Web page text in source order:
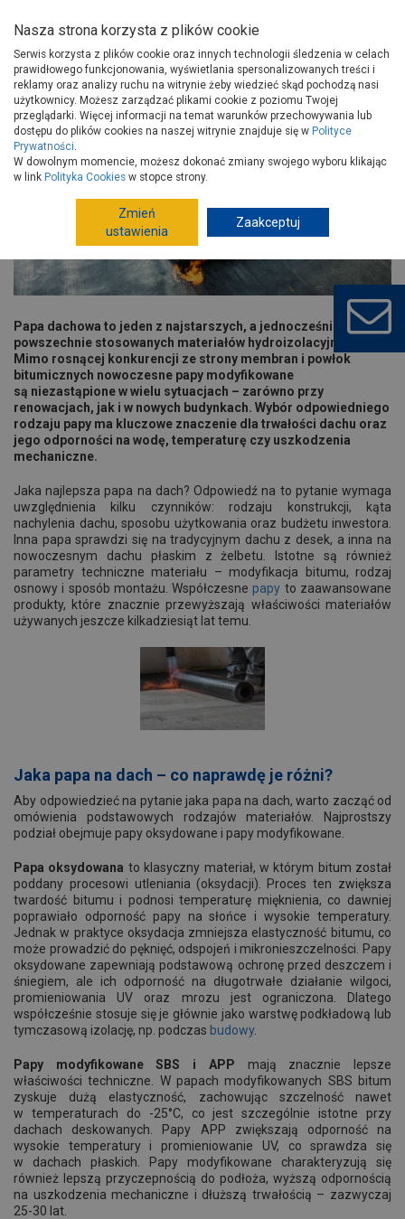
Strona główna Porady
Budowa i remont
Dachy, rynny i poddasza
Jaka papa na dach?
Jaka papa na dach?
Papa dachowa to jeden z najstarszych, a jednocześnie wciąż
powszechnie stosowanych materiałów hydroizolacyjnych.
Mimo rosnącej konkurencji ze strony membran i powłok
bitumicznych nowoczesne papy modyfikowane
są niezastąpione w wielu sytuacjach – zarówno przy
renowacjach, jak i w nowych budynkach. Wybór odpowiedniego
rodzaju papy ma kluczowe znaczenie dla trwałości dachu oraz
jego odporności na wodę, temperaturę czy uszkodzenia
mechaniczne.
Jaka najlepsza papa na dach? Odpowiedź na to pytanie wymaga
uwzględnienia kilku czynników: rodzaju konstrukcji, kąta
nachylenia dachu, sposobu użytkowania oraz budżetu inwestora.
Inna papa sprawdzi się na tradycyjnym dachu z desek, a inna na
nowoczesnym dachu płaskim z żelbetu. Istotne są również
parametry techniczne materiału – modyfikacja bitumu, rodzaj
osnowy i sposób montażu. Współczesne papy to zaawansowane
produkty, które znacznie przewyższają właściwości materiałów
używanych jeszcze kilkadziesiąt lat temu.
Jaka papa na dach – co naprawdę je różni?
Aby odpowiedzieć na pytanie jaka papa na dach, warto zacząć od
omówienia podstawowych rodzajów materiałów. Najprostszy
podział obejmuje papy oksydowane i papy modyfikowane.
Papa oksydowana to klasyczny materiał, w którym bitum został
poddany procesowi utleniania (oksydacji). Proces ten zwiększa
twardość bitumu i podnosi temperaturę mięknienia, co dawniej
poprawiało odporność papy na słońce i wysokie temperatury.
Jednak w praktyce oksydacja zmniejsza elastyczność bitumu, co
może prowadzić do pęknięć, odspojeń i mikronieszczelności. Papy
oksydowane zapewniają podstawową ochronę przed deszczem i
śniegiem, ale ich odporność na długotrwałe działanie wilgoci,
promieniowania UV oraz mrozu jest ograniczona. Dlatego
współcześnie stosuje się je głównie jako warstwę podkładową lub
tymczasową izolację, np. podczas budowy.
Papy modyfikowane SBS i APP mają znacznie lepsze
właściwości techniczne. W papach modyfikowanych SBS bitum
zyskuje dużą elastyczność, zachowując szczelność nawet
w temperaturach do -25°C, co jest szczególnie istotne przy
dachach deskowanych. Papy APP zwiększają odporność na
wysokie temperatury i promieniowanie UV, co sprawdza się
w dachach płaskich. Papy modyfikowane charakteryzują się
również lepszą przyczepnością do podłoża, wyższą odpornością
na uszkodzenia mechaniczne i dłuższą trwałością – zazwyczaj
25-30 lat.
Nasza strona korzysta z plików cookie
Serwis korzysta z plików cookie oraz innych technologii śledzenia w celach
prawidłowego funkcjonowania, wyświetlania spersonalizowanych treści i
reklamy oraz analizy ruchu na witrynie żeby wiedzieć skąd pochodzą nasi
użytkownicy. Możesz zarządzać plikami cookie z poziomu Twojej
przeglądarki. Więcej informacji na temat warunków przechowywania lub
dostępu do plików cookies na naszej witrynie znajduje się w Polityce
Prywatności.
W dowolnym momencie, możesz dokonać zmiany swojego wyboru klikając
w link Polityka Cookies w stopce strony.
Zmień
ustawienia
Zaakceptuj